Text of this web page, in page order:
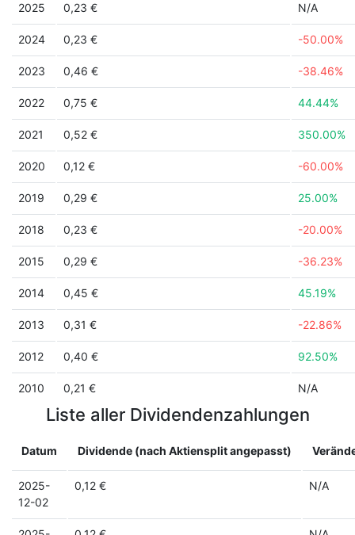
2025 0,23 € N/A
2024 0,23 € -50.00%
2023 0,46 € -38.46%
2022 0,75 € 44.44%
2021 0,52 € 350.00%
2020 0,12 € -60.00%
2019 0,29 € 25.00%
2018 0,23 € -20.00%
2015 0,29 € -36.23%
2014 0,45 € 45.19%
2013 0,31 € -22.86%
2012 0,40 € 92.50%
2010 0,21 € N/A
Liste aller Dividendenzahlungen
Datum Dividende (nach Aktiensplit angepasst)
2025-
12-02
0,12 € N/A